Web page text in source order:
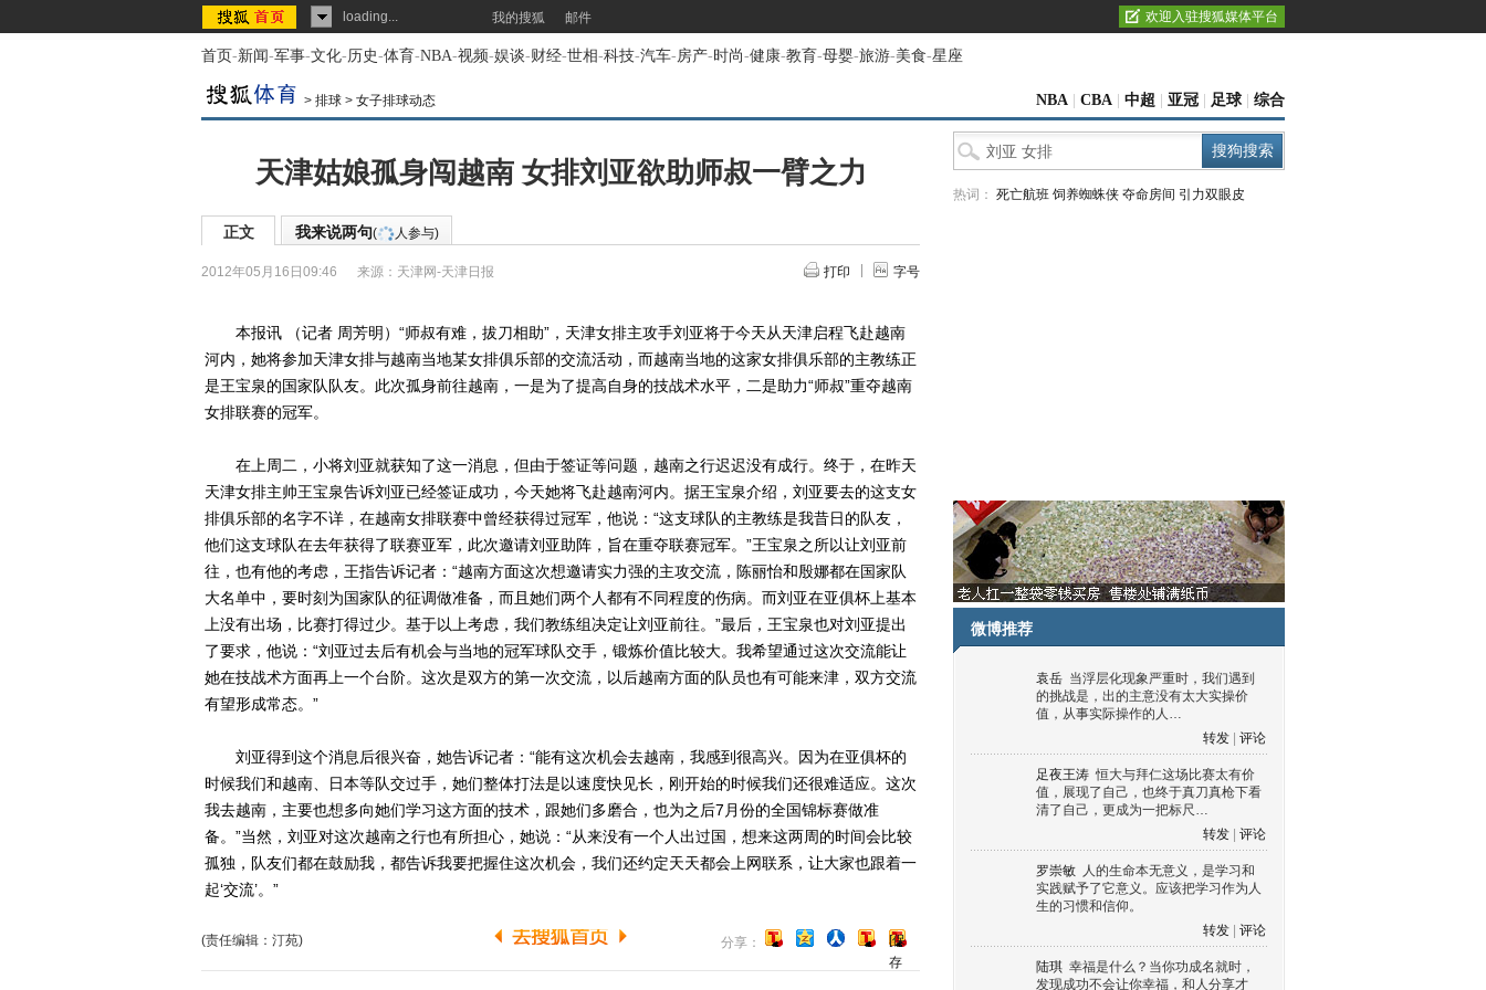
loading... 我的搜狐 邮件 欢迎入驻搜狐媒体平台
首页-新闻-军事-文化-历史-体育-NBA-视频-娱谈-财经-世相-科技-汽车-房产-时尚-健康-教育-母婴-旅游-美食-星座
> 排球 > 女子排球动态 NBA CBA 中超 亚冠 足球 综合
天津姑娘孤身闯越南 女排刘亚欲助师叔一臂之力
正文 我来说两句( 人参与)
2012年05月16日09:46 来源： 天津网-天津日报 打印 字号
本报讯 （记者 周芳明）“师叔有难，拔刀相助”，天津女排主攻手刘亚将于今天从天津启程飞赴越南
河内，她将参加天津女排与越南当地某女排俱乐部的交流活动，而越南当地的这家女排俱乐部的主教练正
是王宝泉的国家队队友。此次孤身前往越南，一是为了提高自身的技战术水平，二是助力“师叔”重夺越南
女排联赛的冠军。
在上周二，小将刘亚就获知了这一消息，但由于签证等问题，越南之行迟迟没有成行。终于，在昨天
天津女排主帅王宝泉告诉刘亚已经签证成功，今天她将飞赴越南河内。据王宝泉介绍，刘亚要去的这支女
排俱乐部的名字不详，在越南女排联赛中曾经获得过冠军，他说：“这支球队的主教练是我昔日的队友，
他们这支球队在去年获得了联赛亚军，此次邀请刘亚助阵，旨在重夺联赛冠军。”王宝泉之所以让刘亚前
往，也有他的考虑，王指告诉记者：“越南方面这次想邀请实力强的主攻交流，陈丽怡和殷娜都在国家队
大名单中，要时刻为国家队的征调做准备，而且她们两个人都有不同程度的伤病。而刘亚在亚俱杯上基本
上没有出场，比赛打得过少。基于以上考虑，我们教练组决定让刘亚前往。”最后，王宝泉也对刘亚提出
了要求，他说：“刘亚过去后有机会与当地的冠军球队交手，锻炼价值比较大。我希望通过这次交流能让
她在技战术方面再上一个台阶。这次是双方的第一次交流，以后越南方面的队员也有可能来津，双方交流
有望形成常态。”
刘亚得到这个消息后很兴奋，她告诉记者：“能有这次机会去越南，我感到很高兴。因为在亚俱杯的
时候我们和越南、日本等队交过手，她们整体打法是以速度快见长，刚开始的时候我们还很难适应。这次
我去越南，主要也想多向她们学习这方面的技术，跟她们多磨合，也为之后7月份的全国锦标赛做准
备。”当然，刘亚对这次越南之行也有所担心，她说：“从来没有一个人出过国，想来这两周的时间会比较
孤独，队友们都在鼓励我，都告诉我要把握住这次机会，我们还约定天天都会上网联系，让大家也跟着一
起‘交流’。”
(责任编辑：汀苑) 分享：
[保
存
热词： 死亡航班 饲养蜘蛛侠 夺命房间 引力双眼皮
微博推荐
袁岳 当浮层化现象严重时，我们遇到
的挑战是，出的主意没有太大实操价
值，从事实际操作的人…
转发
评论
足夜王涛 恒大与拜仁这场比赛太有价
值，展现了自己，也终于真刀真枪下看
清了自己，更成为一把标尺…
转发
评论
罗崇敏 人的生命本无意义，是学习和
实践赋予了它意义。应该把学习作为人
生的习惯和信仰。
转发
评论
陆琪 幸福是什么？当你功成名就时，
发现成功不会让你幸福，和人分享才